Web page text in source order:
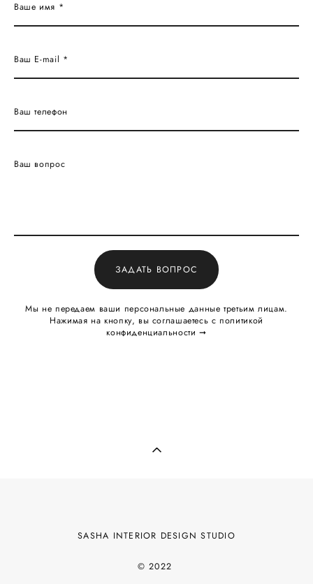
Ваше имя *
Ваш E-mail *
Ваш телефон
Ваш вопрос
ЗАДАТЬ ВОПРОС
Мы не передаем ваши персональные данные третьим лицам.
Нажимая на кнопку, вы соглашаетесь с политикой
конфиденциальности ​➞
SASHA INTERIOR DESIGN STUDIO
© 2022